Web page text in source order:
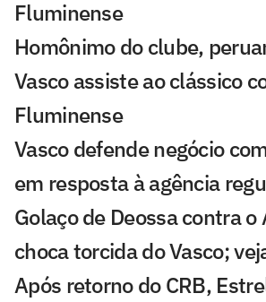
Fluminense
Homônimo do clube,
Vasco assiste ao clássico
Fluminense
Vasco defende negócio
em resposta à agência
Golaço de Deossa contra o
choca torcida do Vasco;
Após retorno do CRB,